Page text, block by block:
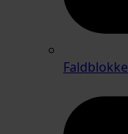
Faldblokke